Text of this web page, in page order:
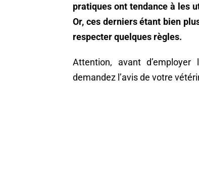
pratiques ont tendance à les
Or, ces derniers étant bien
respecter quelques règles.
Attention, avant d’employer
demandez l’avis de votre